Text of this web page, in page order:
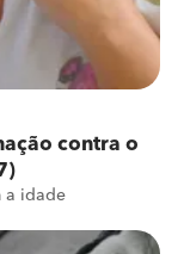
contra o
a idade